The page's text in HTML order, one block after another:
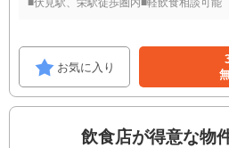
■伏見駅、栄駅徒歩圏内■軽飲食相談可能
お気に入り
飲食店が得意な物